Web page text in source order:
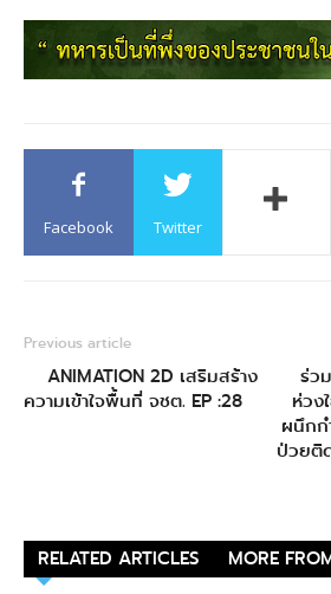
Facebook Twitter
Previous article
ANIMATION 2D เสริมสร้าง
ความเข้าใจพื้นที่ จชต. EP :28
ร่ว
ห่วง
ผนึก
ป่วยติ
RELATED ARTICLES MORE